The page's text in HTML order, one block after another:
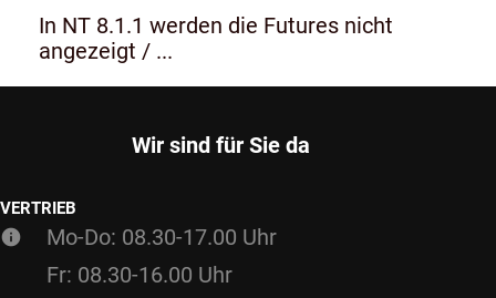
In NT 8.1.1 werden die Futures nicht
angezeigt / ...
Wir sind für Sie da
VERTRIEB
Mo-Do: 08.30-17.00 Uhr
Fr: 08.30-16.00 Uhr